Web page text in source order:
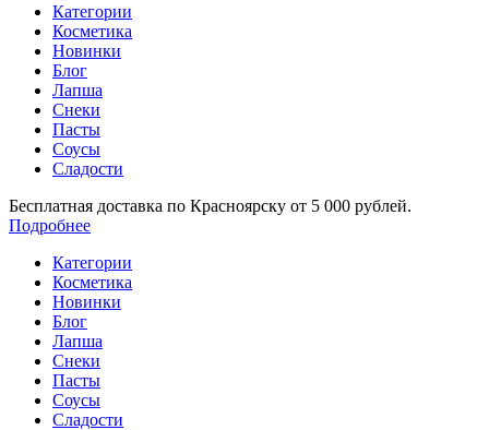
Категории
Косметика
Новинки
Блог
Лапша
Снеки
Пасты
Соусы
Сладости
Бесплатная доставка по Красноярску от 5 000 рублей.
Подробнее
Категории
Косметика
Новинки
Блог
Лапша
Снеки
Пасты
Соусы
Сладости